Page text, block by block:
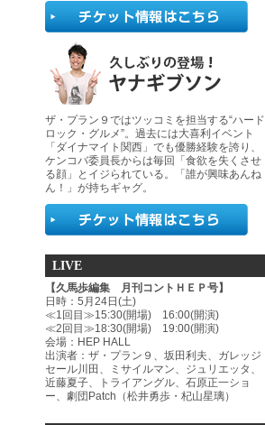
ザ・プラン９ではツッコミを担当する“ハード
ロック・グルメ”。過去には大喜利イベント
「ダイナマイト関西」でも優勝経験を誇り、
ケンコバ委員長からは毎回「食欲を失くさせ
る顔」とイジられている。「誰が興味あんね
ん！」が持ちギャグ。
LIVE
【久馬歩編集 月刊コントＨＥＰ号】
日時：5月24日(土)
≪1回目≫15:30(開場) 16:00(開演)
≪2回目≫18:30(開場) 19:00(開演)
会場：HEP HALL
出演者：ザ・プラン９、坂田利夫、ガレッジ
セール川田、ミサイルマン、ジュリエッタ、
近藤夏子、トライアングル、石原正一ショ
ー、劇団Patch（松井勇歩・杞山星璃）